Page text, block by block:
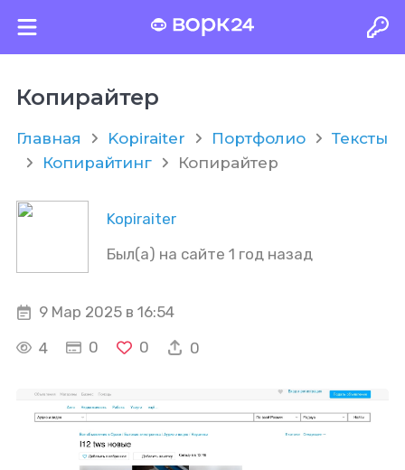
Копирайтер
Главная Kopiraiter Портфолио
Тексты
Копирайтинг
Копирайтер
Kopiraiter
Был(а) на сайте 1 год назад
9 Мар 2025 в 16:54
4
0 0 0